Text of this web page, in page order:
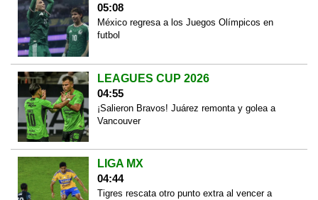
05:08
México regresa a los Juegos Olímpicos en
futbol
LEAGUES CUP 2026
04:55
¡Salieron Bravos! Juárez remonta y golea a
Vancouver
LIGA MX
04:44
Tigres rescata otro punto extra al vencer a